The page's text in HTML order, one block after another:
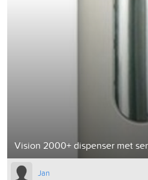
Vision 2000+ dispenser met
Jan